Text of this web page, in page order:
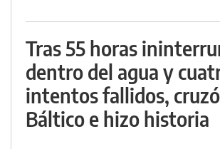
Tras 55 horas
dentro del agua y
intentos fallidos,
Báltico e hizo historia